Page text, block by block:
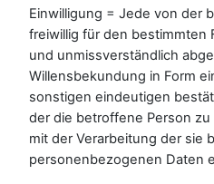
Einwilligung = Jede von der
freiwillig für den bestimmten
und unmissverständlich
Willensbekundung in Form
sonstigen eindeutigen
der die betroffene Person
mit der Verarbeitung der sie
personenbezogenen Daten